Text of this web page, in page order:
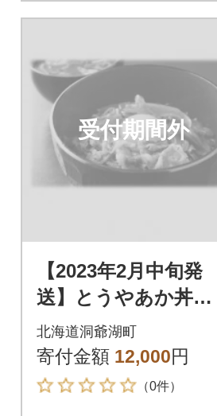
受付期間外
【2023年2月中旬発
送】とうやあか丼の
具 100g×2袋入り 2
箱
北海道洞爺湖町
寄付金額 12,000円
（0件）